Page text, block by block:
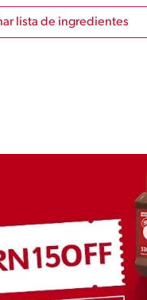
lista de ingredientes